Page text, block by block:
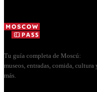
через
Владими...
Tu guía completa de Moscú:
museos, entradas, comida, cultura
más.